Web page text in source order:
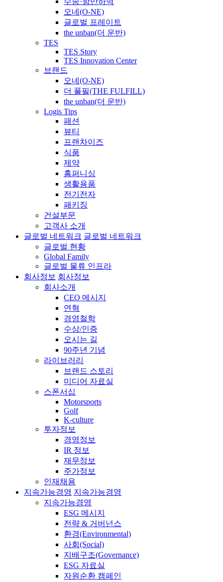
오네(O-NE)
글로벌 프레이트
the unban(더 운반)
TES
TES Story
TES Innovation Center
브랜드
오네(O-NE)
더 풀필(THE FULFILL)
the unban(더 운반)
Logis Tips
패션
뷰티
프랜차이즈
식품
제약
홈퍼니싱
생활용품
전기전자
패키징
건설부문
고객사 소개
글로벌 네트워크 글로벌 네트워크
글로벌 현황
Global Family
글로벌 물류 인프라
회사정보 회사정보
회사소개
CEO 메시지
연혁
경영철학
수상/인증
오시는 길
90주년 기념
라이브러리
브랜드 스토리
미디어 자료실
스폰서십
Motorsports
Golf
K-culture
투자정보
경영정보
IR 정보
재무정보
주가정보
인재채용
지속가능경영 지속가능경영
지속가능경영
ESG 메시지
전략 & 거버넌스
환경(Environmental)
사회(Social)
지배구조(Governance)
ESG 자료실
자원순환 캠페인